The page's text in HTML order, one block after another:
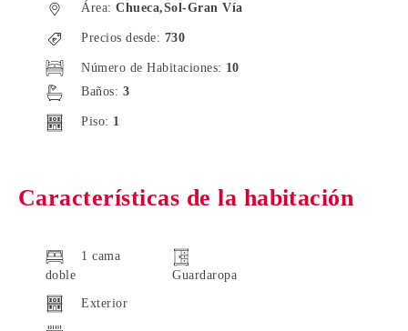
Área: Chueca,Sol-Gran Vía
Precios desde: 730
Número de Habitaciones: 10
Baños: 3
Piso: 1
Características de la habitación
1 cama
doble
Exterior
Guardaropa